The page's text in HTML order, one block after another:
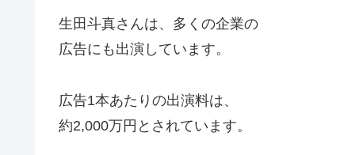
生田斗真さんは、多くの企業の
広告にも出演しています。
広告1本あたりの出演料は、
約2,000万円とされています。